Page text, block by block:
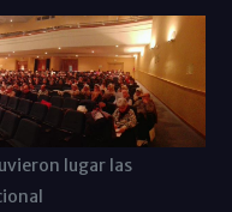
lugar las